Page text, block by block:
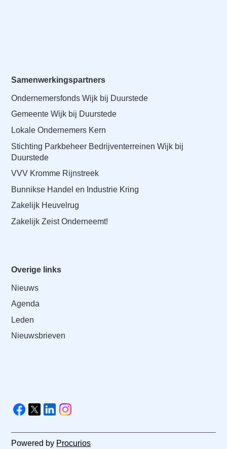
Samenwerkingspartners
Ondernemersfonds Wijk bij Duurstede
Gemeente Wijk bij Duurstede
Lokale Ondernemers Kern
Stichting Parkbeheer Bedrijventerreinen Wijk bij
Duurstede
VVV Kromme Rijnstreek
Bunnikse Handel en Industrie Kring
Zakelijk Heuvelrug
Zakelijk Zeist Onderneemt!
Overige links
Nieuws
Agenda
Leden
Nieuwsbrieven
V
t
F
X
L
I
Powered by Procurios